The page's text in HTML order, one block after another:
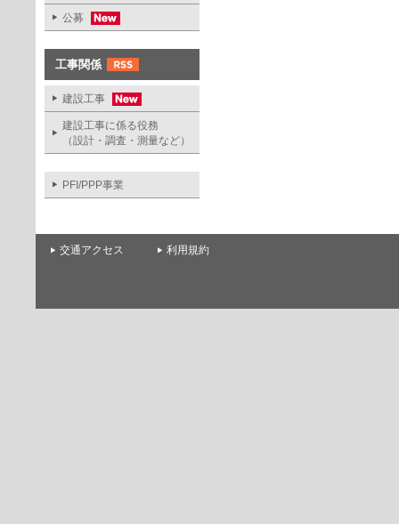
公募
工事関係
建設工事
建設工事に係る役務
（設計・調査・測量など）
PFI/PPP事業
交通アクセス 利用規約